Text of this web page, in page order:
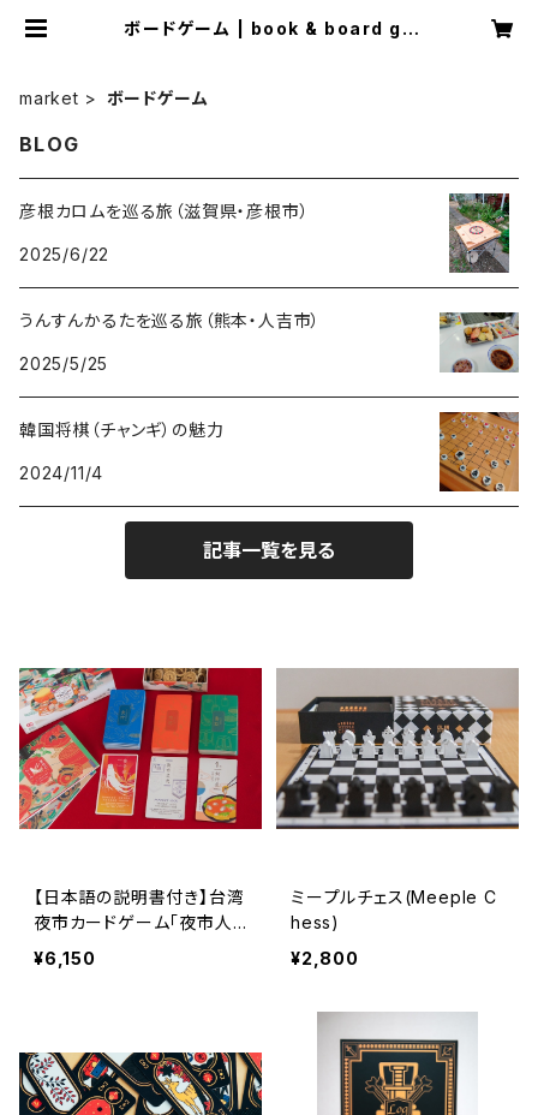
ボードゲーム | book & board ga
market ボードゲーム
BLOG
彦根カロムを巡る旅（滋賀県・彦根市）
2025/6/22
うんすんかるたを巡る旅（熊本・人吉市）
2025/5/25
韓国将棋（チャンギ）の魅力
2024/11/4
記事一覧を見る
【日本語の説明書付き】台湾
夜市カードゲーム「夜市人
参（イエス！ジンセイ）」
¥6,150
ミープルチェス(Meeple C
hess)
¥2,800